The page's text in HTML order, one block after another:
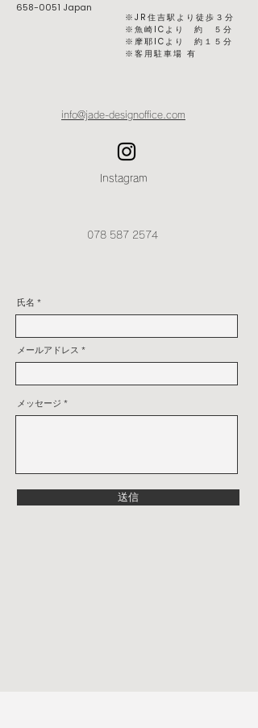
658-0051 Japan
※JR住吉駅より徒歩３分
※魚崎ICより 約 ５分
※摩耶ICより 約１５分
​※客用駐車場 有
info@jade-designoffice.com
Instagram
078 587 2574
氏名
メールアドレス
メッセージ
送信